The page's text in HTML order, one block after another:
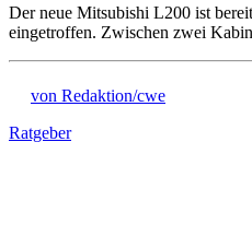
Der neue Mitsubishi L200 ist
eingetroffen. Zwischen zwei
von Redaktion/cwe
Ratgeber